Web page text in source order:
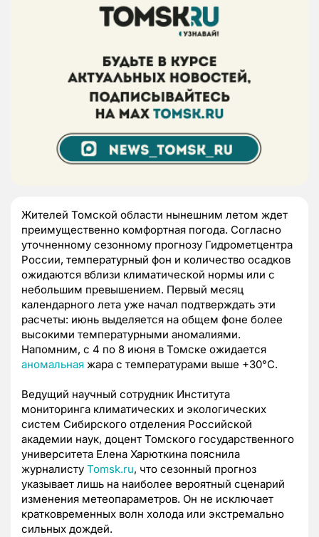
Жителей Томской области нынешним летом ждет
преимущественно комфортная погода. Согласно
уточненному сезонному прогнозу Гидрометцентра
России, температурный фон и количество осадков
ожидаются вблизи климатической нормы или с
небольшим превышением. Первый месяц
календарного лета уже начал подтверждать эти
расчеты: июнь выделяется на общем фоне более
высокими температурными аномалиями.
Напомним, с 4 по 8 июня в Томске ожидается
аномальная жара с температурами выше +30°С.
Ведущий научный сотрудник Института
мониторинга климатических и экологических
систем Сибирского отделения Российской
академии наук, доцент Томского государственного
университета Елена Харюткина пояснила
журналисту Tomsk.ru, что сезонный прогноз
указывает лишь на наиболее вероятный сценарий
изменения метеопараметров. Он не исключает
кратковременных волн холода или экстремально
сильных дождей.